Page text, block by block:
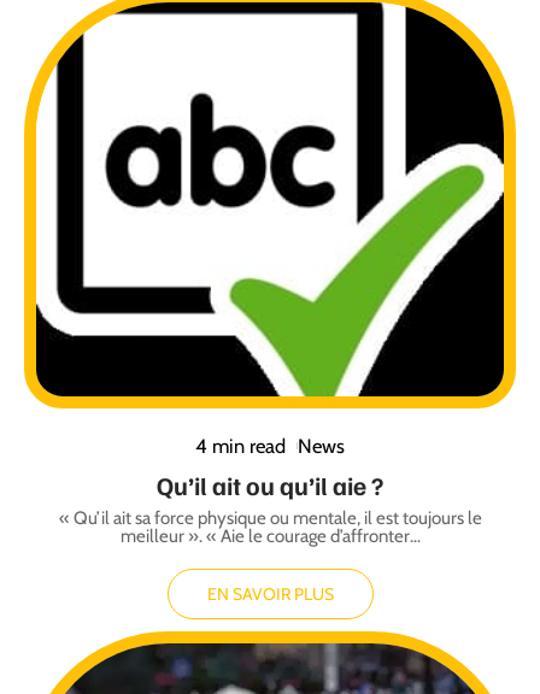
4 min read News
Qu’il ait ou qu’il aie ?
« Qu’il ait sa force physique ou mentale, il est toujours le
meilleur ». « Aie le courage d’affronter…
EN SAVOIR PLUS